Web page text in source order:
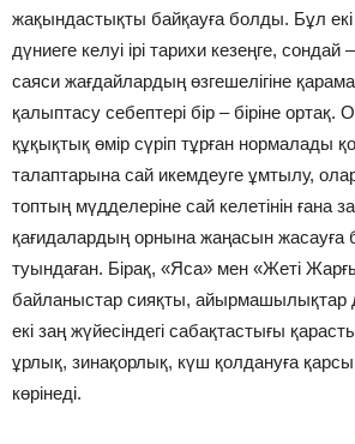
жақындастықты байқауға болды. Бұл
дүниеге келуі ірі тарихи кезеңге, сондай
саяси жағдайлардың өзгешелігіне
қалыптасу себептері бір – біріне ортақ.
құқықтық өмір сүріп тұрған нормалады
талаптарына сай икемдеуге ұмтылу,
топтың мүдделеріне сай келетінін ғана
қағидалардың орнына жаңасын жасауға
туындаған. Бірақ, «Яса» мен «Жеті
байланыстар сияқты, айырмашылықтар
екі заң жүйесіндегі сабақтастығы
ұрлық, зинақорлық, күш қолдануға
көрінеді.